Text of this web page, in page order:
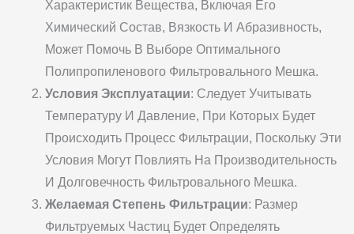
Характеристик Вещества, Включая Его
Химический Состав, Вязкость И Абразивность,
Может Помочь В Выборе Оптимального
Полипропиленового Фильтровального Мешка.
Условия Эксплуатации: Следует Учитывать
Температуру И Давление, При Которых Будет
Происходить Процесс Фильтрации, Поскольку Эти
Условия Могут Повлиять На Производительность
И Долговечность Фильтровального Мешка.
Желаемая Степень Фильтрации: Размер
Фильтруемых Частиц Будет Определять